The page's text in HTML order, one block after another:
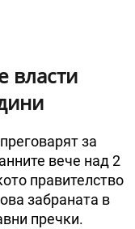
власти
за
вече над 2
правителство
забраната в
пречки.